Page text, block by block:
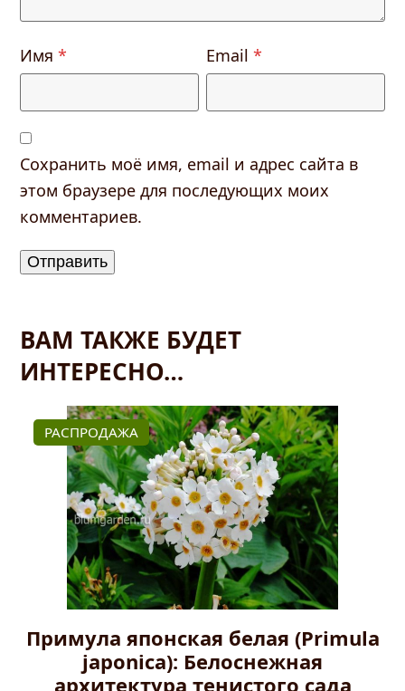
Имя* Email*
Сохранить моё имя, email и адрес сайта в
этом браузере для последующих моих
комментариев.
ВАМ ТАКЖЕ БУДЕТ
ИНТЕРЕСНО…
РАСПРОДАЖА
Примула японская белая (Primula
japonica): Белоснежная
архитектура тенистого сада